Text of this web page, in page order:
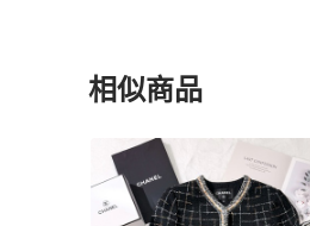
相似商品
更多相似Chanel女裝推薦精